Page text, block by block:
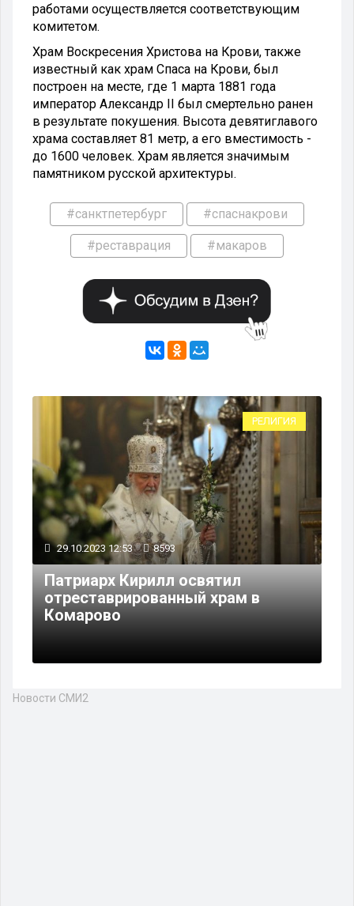
работами осуществляется соответствующим
комитетом.
Храм Воскресения Христова на Крови, также
известный как храм Спаса на Крови, был
построен на месте, где 1 марта 1881 года
император Александр II был смертельно ранен
в результате покушения. Высота девятиглавого
храма составляет 81 метр, а его вместимость -
до 1600 человек. Храм является значимым
памятником русской архитектуры.
#санктпетербург #спаснакрови
#реставрация #макаров
РЕЛИГИЯ
29.10.2023 12:53 8593
Патриарх Кирилл освятил
отреставрированный храм в
Комарово
Новости СМИ2